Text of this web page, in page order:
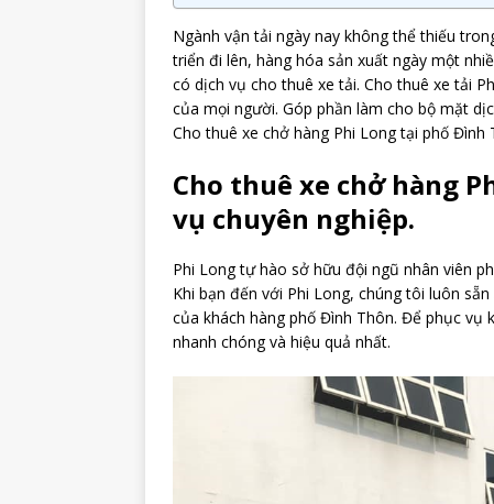
Ngành vận tải ngày nay không thể thiếu
triển đi lên, hàng hóa sản xuất ngày một
có dịch vụ cho thuê xe tải. Cho thuê xe tải
của mọi người. Góp phần làm cho bộ mặt
Cho thuê xe chở hàng Phi Long tại phố
Cho thuê xe chở hàng
vụ chuyên nghiệp.
Phi Long tự hào sở hữu đội ngũ nhân viên
Khi bạn đến với Phi Long, chúng tôi luôn
của khách hàng phố Đình Thôn. Để phục vụ
nhanh chóng và hiệu quả nhất.